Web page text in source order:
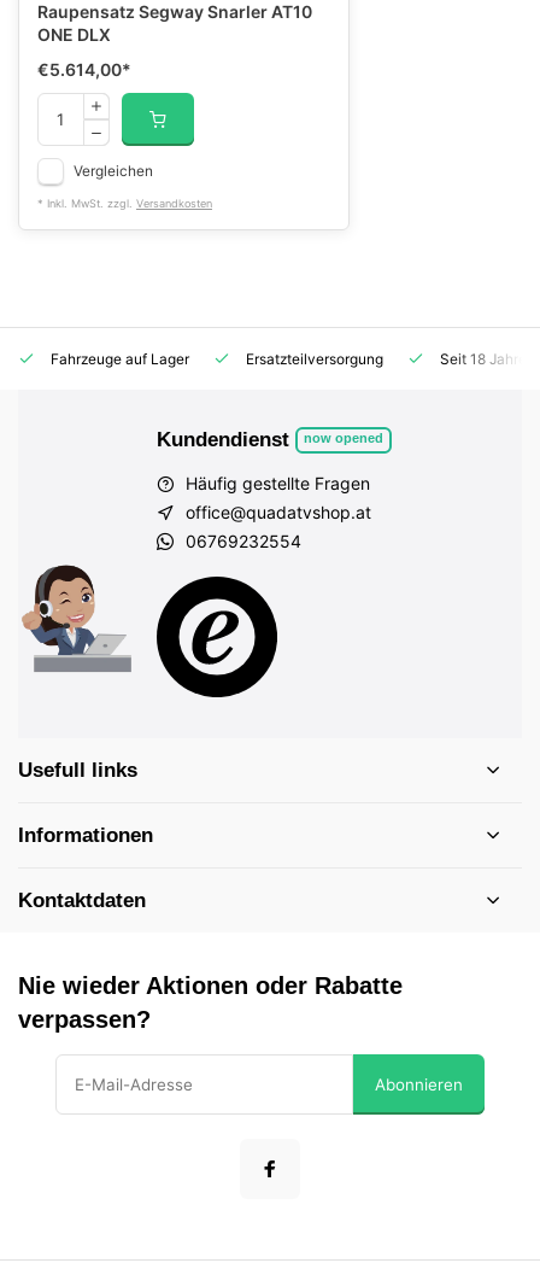
Raupensatz Segway Snarler AT10
ONE DLX
€5.614,00*
Vergleichen
* Inkl. MwSt. zzgl. Versandkosten
Fahrzeuge auf Lager Ersatzteilversorgung Seit 18
Kundendienst now opened
Häufig gestellte Fragen
office@quadatvshop.at
06769232554
Usefull links
Informationen
Kontaktdaten
Nie wieder Aktionen oder Rabatte
verpassen?
Abonnieren